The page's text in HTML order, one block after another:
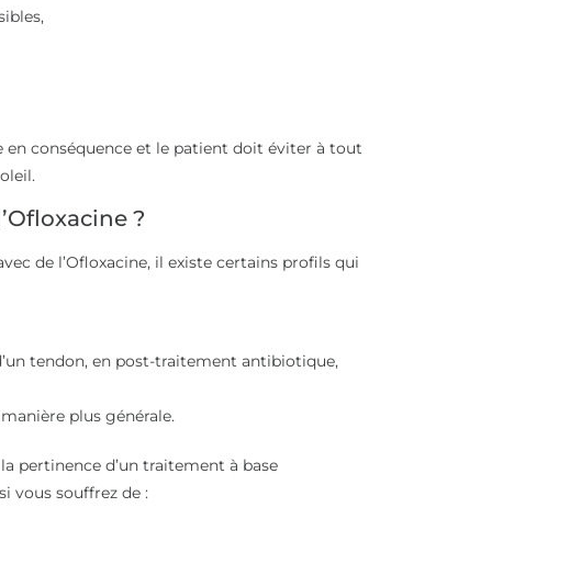
conséquence et le patient doit éviter à tout
?
de l’Ofloxacine, il existe certains profils qui
tendon, en post-traitement antibiotique,
plus générale.
pertinence d’un traitement à base
vous souffrez de :